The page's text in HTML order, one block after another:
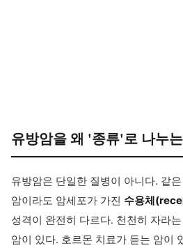
유방암을 왜 '종류'로 나누
유방암은 단일한 질병이 아니다. 같
암이라도 암세포가 가진 수용체
성격이 완전히 다르다. 천천히 자라
암이 있다. 호르몬 치료가 듣는 암이